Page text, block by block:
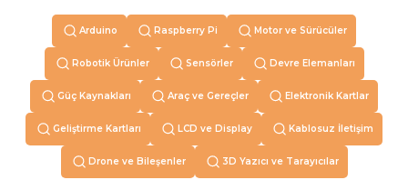
Arduino Raspberry Pi Motor ve Sürücüler
Robotik Ürünler Sensörler Devre Elemanları
Güç Kaynakları Araç ve Gereçler Elektronik Kartlar
Geliştirme Kartları LCD ve Display Kablosuz İletişim
Drone ve Bileşenler 3D Yazıcı ve Tarayıcılar